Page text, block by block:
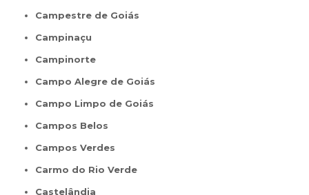
Campestre de Goiás
Campinaçu
Campinorte
Campo Alegre de Goiás
Campo Limpo de Goiás
Campos Belos
Campos Verdes
Carmo do Rio Verde
Castelândia